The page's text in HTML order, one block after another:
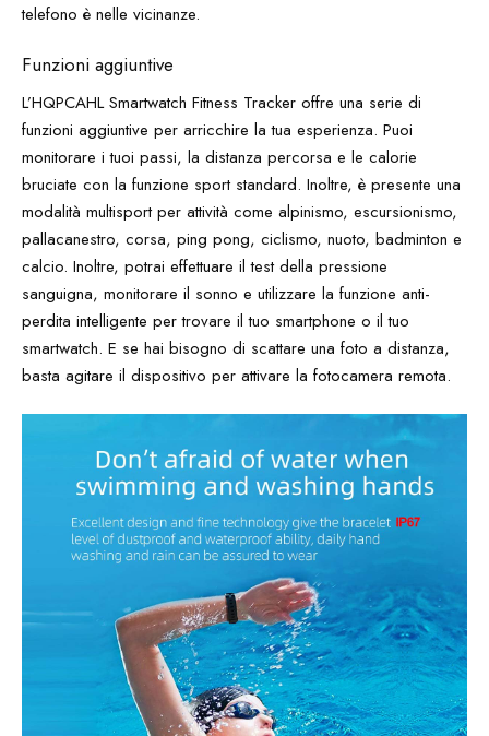
telefono è nelle vicinanze.
Funzioni aggiuntive
L’HQPCAHL Smartwatch Fitness Tracker offre una serie di
funzioni aggiuntive per arricchire la tua esperienza. Puoi
monitorare i tuoi passi, la distanza percorsa e le calorie
bruciate con la funzione sport standard. Inoltre, è presente una
modalità multisport per attività come alpinismo, escursionismo,
pallacanestro, corsa, ping pong, ciclismo, nuoto, badminton e
calcio. Inoltre, potrai effettuare il test della pressione
sanguigna, monitorare il sonno e utilizzare la funzione anti-
perdita intelligente per trovare il tuo smartphone o il tuo
smartwatch. E se hai bisogno di scattare una foto a distanza,
basta agitare il dispositivo per attivare la fotocamera remota.